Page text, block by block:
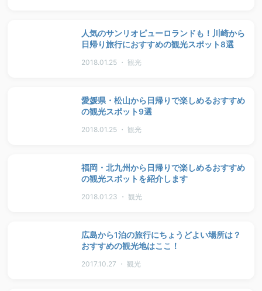
人気のサンリオピューロランドも！川崎から
日帰り旅行におすすめの観光スポット8選
2018.01.25 ・ 観光
愛媛県・松山から日帰りで楽しめるおすすめ
の観光スポット9選
2018.01.25 ・ 観光
福岡・北九州から日帰りで楽しめるおすすめ
の観光スポットを紹介します
2018.01.23 ・ 観光
広島から1泊の旅行にちょうどよい場所は？
おすすめの観光地はここ！
2017.10.27 ・ 観光